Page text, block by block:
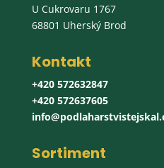
U Cukrovaru 1767
68801 Uherský Brod
Kontakt
+420 572632847
+420 572637605
Sortiment